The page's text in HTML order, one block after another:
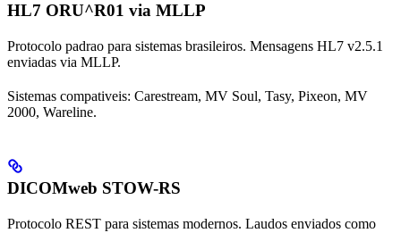
HL7 ORU^R01 via MLLP
Protocolo padrao para sistemas brasileiros. Mensagens HL7 v2.5.1
enviadas via MLLP.
Sistemas compativeis: Carestream, MV Soul, Tasy, Pixeon, MV
2000, Wareline.
DICOMweb STOW-RS
Protocolo REST para sistemas modernos. Laudos enviados como